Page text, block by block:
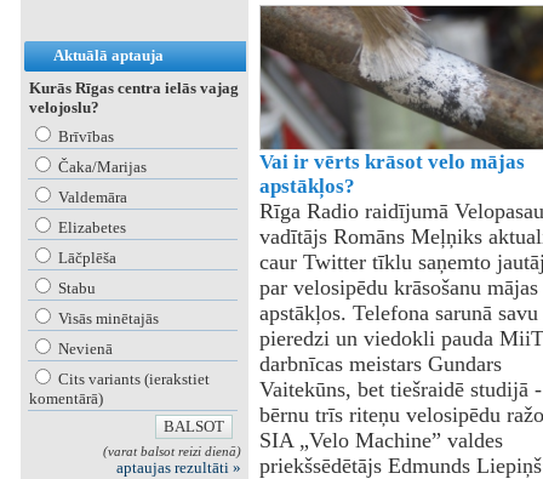
Aktuālā aptauja
Kurās Rīgas centra ielās vajag
velojoslu?
Brīvības
Čaka/Marijas
Valdemāra
Elizabetes
Lāčplēša
Stabu
Visās minētajās
Nevienā
Cits variants (ierakstiet
komentārā)
(varat balsot reizi dienā)
aptaujas rezultāti »
Vai ir vērts krāsot velo mājas
apstākļos?
Rīga Radio raidījumā
vadītājs Romāns Meļņiks
caur Twitter tīklu saņemto
par velosipēdu krāsošanu mājas
apstākļos. Telefona sarunā savu
pieredzi un viedokli pauda MiiT
darbnīcas meistars Gundars
Vaitekūns, bet tiešraidē studijā -
bērnu trīs riteņu velosipēdu
SIA „Velo Machine” valdes
priekšsēdētājs Edmunds